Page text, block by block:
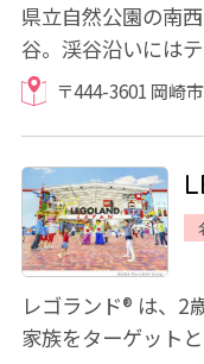
県立自然公園の南
谷。渓谷沿いには
ており、マス釣り
〒444-3601 岡崎
レゴランド® は、2
家族をターゲット